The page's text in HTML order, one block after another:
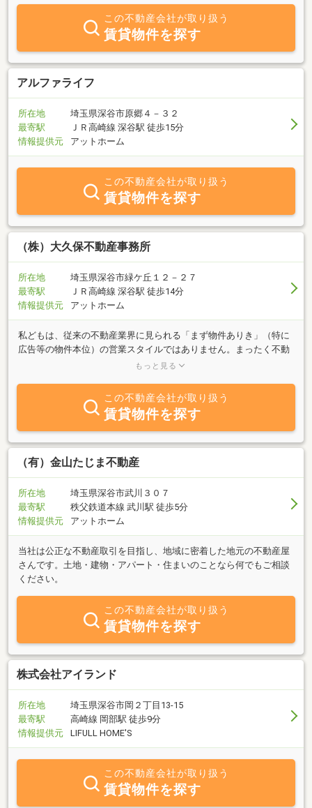
ます。又、「こんな物件を買いたい！住宅ローンは通るのかな？未
公開物件を見てみたい！」等どんな事でもかまいません、まずはお
気軽に当社にご相談ください。「不動産と言えば、アリストホー
ム!!」と言われるように日々精進して参りたいとスタッフ一同思って
おります。皆様のご来店・ご来場を心よりお待ちしております。
この不動産会社が取り扱う
賃貸物件を探す
アルファライフ
所在地
埼玉県深谷市原郷４－３２
最寄駅
ＪＲ高崎線 深谷駅 徒歩15分
情報提供元
アットホーム
この不動産会社が取り扱う
賃貸物件を探す
（株）大久保不動産事務所
所在地
埼玉県深谷市緑ケ丘１２－２７
最寄駅
ＪＲ高崎線 深谷駅 徒歩14分
情報提供元
アットホーム
私どもは、従来の不動産業界に見られる「まず物件ありき」（特に
広告等の物件本位）の営業スタイルではありません。まったく不動
産のことがわからない初めての方には「まずは不動産購入に際し、
ト」から、そしてある程度知識のある方には「プロとして今より一
歩二歩踏み込んだご提案」を、相談・提案型スタイルで、何よりも
お客様の目線に立ってお役に立ちたいと考えております。もちろ
ん、物件数も多数用意してありますのでご安心ください。
もっと見る
この不動産会社が取り扱う
賃貸物件を探す
（有）金山たじま不動産
所在地
埼玉県深谷市武川３０７
最寄駅
秩父鉄道本線 武川駅 徒歩5分
情報提供元
アットホーム
当社は公正な不動産取引を目指し、地域に密着した地元の不動産屋
さんです。土地・建物・アパート・住まいのことなら何でもご相談
ください。
この不動産会社が取り扱う
賃貸物件を探す
株式会社アイランド
所在地
埼玉県深谷市岡２丁目13-15
最寄駅
高崎線 岡部駅 徒歩9分
情報提供元
LIFULL HOME'S
この不動産会社が取り扱う
賃貸物件を探す